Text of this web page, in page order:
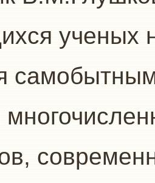
ученых